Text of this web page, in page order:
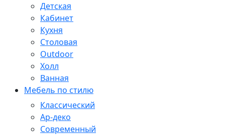
Детская
Кабинет
Кухня
Столовая
Outdoor
Холл
Ванная
Мебель по стилю
Классический
Ар-деко
Современный